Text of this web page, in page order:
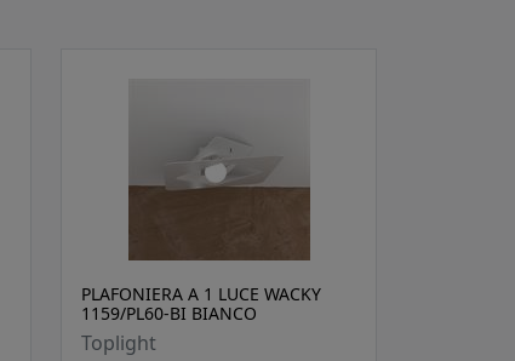
PLAFONIERA A 1 LUCE WACKY
1159/PL60-BI BIANCO
Toplight